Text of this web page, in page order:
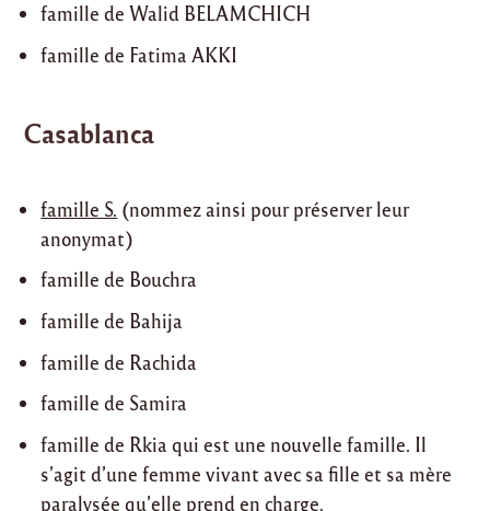
famille de Walid BELAMCHICH
famille de Fatima AKKI
Casablanca
famille S. (nommez ainsi pour préserver leur
anonymat)
famille de Bouchra
famille de Bahija
famille de Rachida
famille de Samira
famille de Rkia qui est une nouvelle famille. Il
s’agit d’une femme vivant avec sa fille et sa mère
paralysée qu’elle prend en charge.